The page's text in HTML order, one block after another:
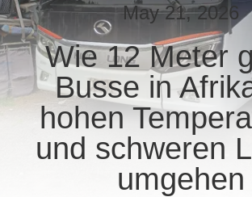
TRETEN
SIE
MIT
UNS
VERBINDUNG
May 21, 2026
Wie 12 Meter
Busse in
hohen
und schweren
umgehen